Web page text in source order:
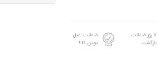
۷ روز ضمانت
بازگشت
ضمانت اصل
بودن کالا